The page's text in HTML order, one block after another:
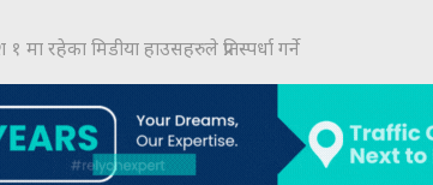
मा रहेका मिडीया हाउसहरुले प्रतिस्पर्धा गर्ने